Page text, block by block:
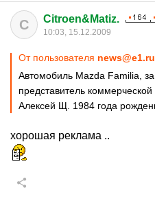
C Citroen&Matiz.
10:03, 15.12.2009
От пользователя news@e1.ru
Автомобиль Mazda Familia,
представитель
Алексей Щ. 1984 года
хорошая реклама ..